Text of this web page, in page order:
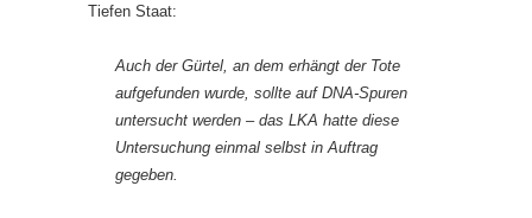
Tiefen Staat:
Auch der Gürtel, an dem erhängt der Tote
aufgefunden wurde, sollte auf DNA-Spuren
untersucht werden – das LKA hatte diese
Untersuchung einmal selbst in Auftrag
gegeben.